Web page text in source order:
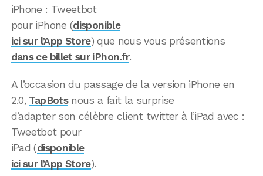
iPhone : Tweetbot
pour iPhone (disponible
ici sur l’App Store) que nous vous présentions
dans ce billet sur iPhon.fr.
A l’occasion du passage de la version iPhone en
2.0, TapBotsnous a fait la surprise
d’adapter son célèbre client twitter à l’iPad avec :
Tweetbot pour
iPad (disponible
ici sur l’App Store).